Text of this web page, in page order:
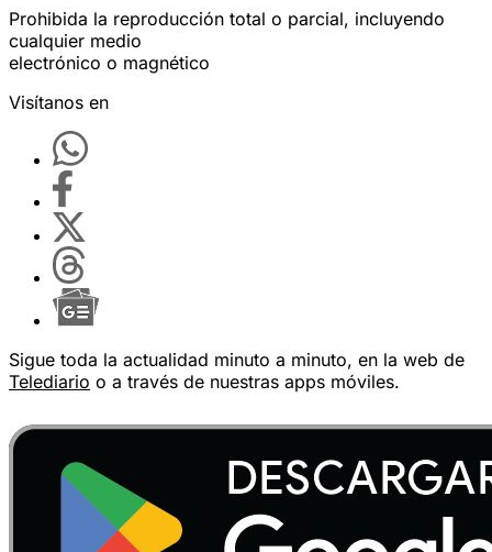
Prohibida la reproducción total o parcial, incluyendo
cualquier medio
electrónico o magnético
Visítanos en
Sigue toda la actualidad minuto a minuto, en la web de
Telediario o a través de nuestras apps móviles.